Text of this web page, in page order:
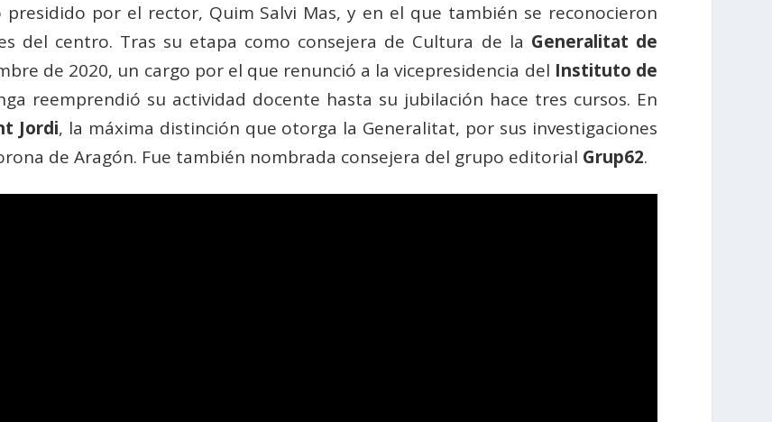
presidido por el rector, Quim Salvi Mas, y en el que también se reconocieron
del centro. Tras su etapa como consejera de Cultura de la Generalitat de
de 2020, un cargo por el que renunció a la vicepresidencia del Instituto de
reemprendió su actividad docente hasta su jubilación hace tres cursos. En
Jordi, la máxima distinción que otorga la Generalitat, por sus investigaciones
de Aragón. Fue también nombrada consejera del grupo editorial Grup62.